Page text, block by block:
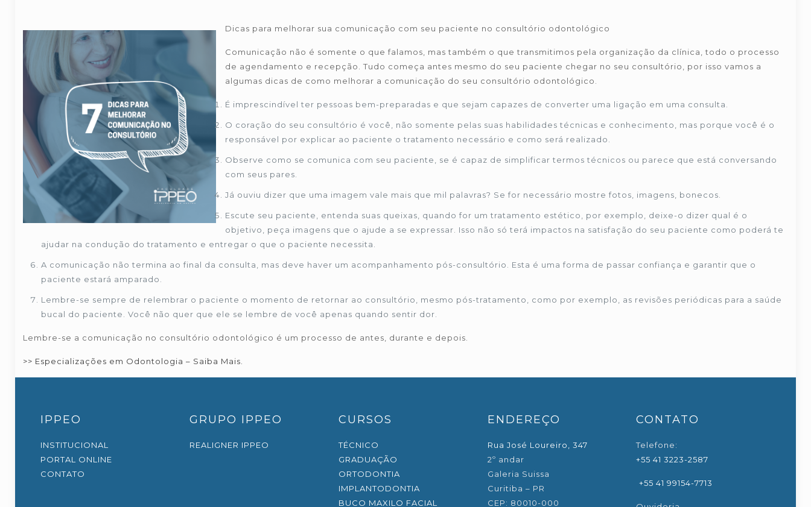
Dicas para melhorar sua comunicação com seu paciente no consultório odontológico
Comunicação não é somente o que falamos, mas também o que transmitimos pela organização da clínica, todo o processo
de agendamento e recepção. Tudo começa antes mesmo do seu paciente chegar no seu consultório, por isso vamos a
algumas dicas de como melhorar a comunicação do seu consultório odontológico.
É imprescindível ter pessoas bem-preparadas e que sejam capazes de converter uma ligação em uma consulta.
O coração do seu consultório é você, não somente pelas suas habilidades técnicas e conhecimento, mas porque você é o
responsável por explicar ao paciente o tratamento necessário e como será realizado.
Observe como se comunica com seu paciente, se é capaz de simplificar termos técnicos ou parece que está conversando
com seus pares.
Já ouviu dizer que uma imagem vale mais que mil palavras? Se for necessário mostre fotos, imagens, bonecos.
Escute seu paciente, entenda suas queixas, quando for um tratamento estético, por exemplo, deixe-o dizer qual é o
objetivo, peça imagens que o ajude a se expressar. Isso não só terá impactos na satisfação do seu paciente como poderá te
ajudar na condução do tratamento e entregar o que o paciente necessita.
A comunicação não termina ao final da consulta, mas deve haver um acompanhamento pós-consultório. Esta é uma forma de passar confiança e garantir que o
paciente estará amparado.
Lembre-se sempre de relembrar o paciente o momento de retornar ao consultório, mesmo pós-tratamento, como por exemplo, as revisões periódicas para a saúde
bucal do paciente. Você não quer que ele se lembre de você apenas quando sentir dor.
Lembre-se a comunicação no consultório odontológico é um processo de antes, durante e depois.
>> Especializações em Odontologia – Saiba Mais.
IPPEO
INSTITUCIONAL
PORTAL ONLINE
CONTATO
GRUPO IPPEO
REALIGNER IPPEO
CURSOS
TÉCNICO
GRADUAÇÃO
ORTODONTIA
IMPLANTODONTIA
BUCO MAXILO FACIAL
ENDEREÇO
Rua José Loureiro, 347
2º andar
Galeria Suissa
Curitiba – PR
CEP: 80010-000
CONTATO
Telefone:
+55 41 3223-2587
+55 41 99154-7713